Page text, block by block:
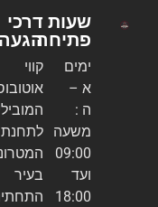
שעות
פתיחה
ימים
משעה
09:00
18:00
דרכי
הגעה
קווי
אוטובוס
המובילים
לתחנת
המטרונית
בעיר
התחתית
17,